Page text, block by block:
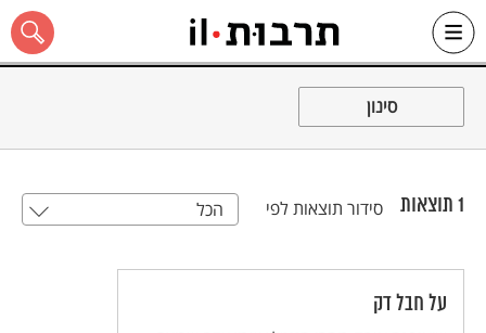
Skip
כל האתר
סינון
1 תוצאות סידור תוצאות לפי הכל
על חבל דק